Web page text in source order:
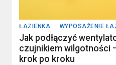
ŁAZIENKA WYPOSAŻENIE
Jak podłączyć
czujnikiem wilgotności
krok po kroku